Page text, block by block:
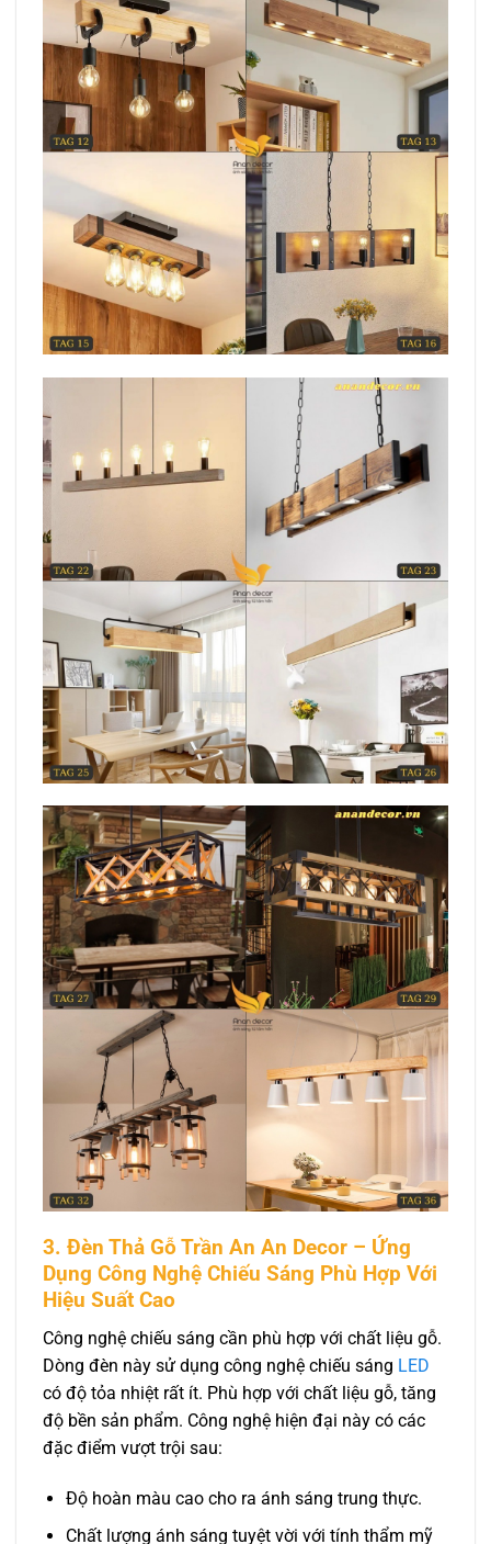
3. Đèn Thả Gỗ Trần An An Decor – Ứng
Dụng Công Nghệ Chiếu Sáng Phù Hợp Với
Hiệu Suất Cao
Công nghệ chiếu sáng cần phù hợp với chất liệu gỗ.
Dòng đèn này sử dụng công nghệ chiếu sáng LED
có độ tỏa nhiệt rất ít. Phù hợp với chất liệu gỗ, tăng
độ bền sản phẩm. Công nghệ hiện đại này có các
đặc điểm vượt trội sau:
Độ hoàn màu cao cho ra ánh sáng trung thực.
Chất lượng ánh sáng tuyệt vời với tính thẩm mỹ